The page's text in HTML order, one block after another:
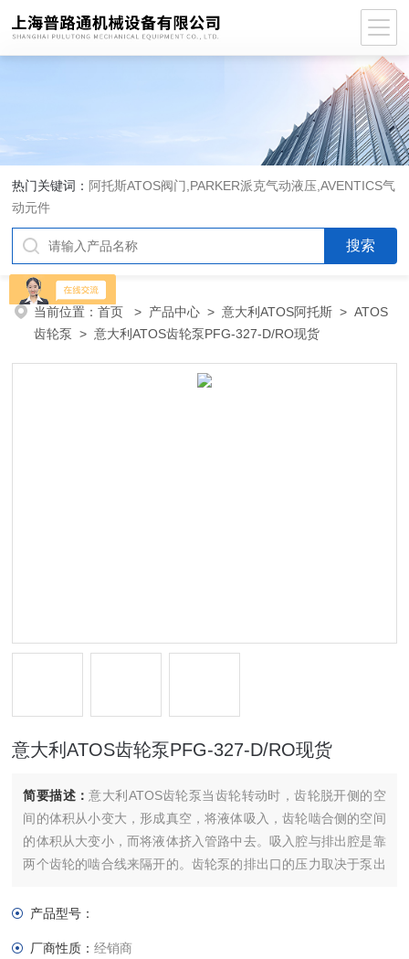
热门关键词： 阿托斯ATOS阀门,PARKER派克气动液压,AVENTICS气
动元件
当前位置：首页 > 产品中心 >意大利ATOS阿托斯 >ATOS
齿轮泵 > 意大利ATOS齿轮泵PFG-327-D/RO现货
意大利ATOS齿轮泵PFG-327-D/RO现货
简要描述：意大利ATOS齿轮泵当齿轮转动时，齿轮脱开侧的空
间的体积从小变大，形成真空，将液体吸入，齿轮啮合侧的空间
的体积从大变小，而将液体挤入管路中去。吸入腔与排出腔是靠
两个齿轮的啮合线来隔开的。齿轮泵的排出口的压力取决于泵出
产品型号：
厂商性质：经销商